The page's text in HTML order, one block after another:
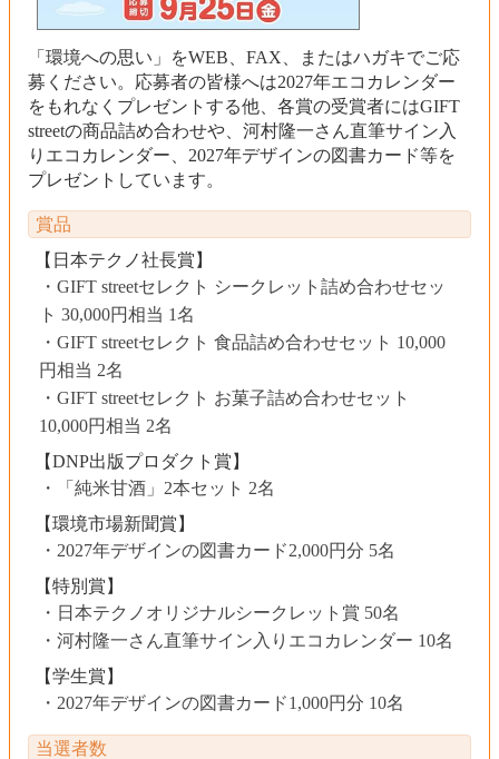
「環境への思い」をWEB、FAX、またはハガキでご応
募ください。応募者の皆様へは2027年エコカレンダー
をもれなくプレゼントする他、各賞の受賞者にはGIFT
streetの商品詰め合わせや、河村隆一さん直筆サイン入
りエコカレンダー、2027年デザインの図書カード等を
プレゼントしています。
賞品
【日本テクノ社長賞】
GIFT streetセレクト シークレット詰め合わせセッ
ト 30,000円相当 1名
GIFT streetセレクト 食品詰め合わせセット 10,000
円相当 2名
GIFT streetセレクト お菓子詰め合わせセット
10,000円相当 2名
【DNP出版プロダクト賞】
「純米甘酒」2本セット 2名
【環境市場新聞賞】
2027年デザインの図書カード2,000円分 5名
【特別賞】
日本テクノオリジナルシークレット賞 50名
河村隆一さん直筆サイン入りエコカレンダー 10名
【学生賞】
2027年デザインの図書カード1,000円分 10名
当選者数